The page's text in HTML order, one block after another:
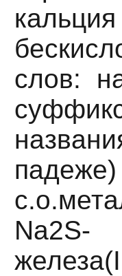
слов:
Na2S-